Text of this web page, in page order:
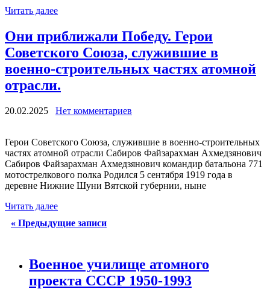
Читать далее
Они приближали Победу. Герои
Советского Союза, служившие в
военно-строительных частях атомной
отрасли.
20.02.2025 Нет комментариев
Герои Советского Союза, служившие в военно-строительных
частях атомной отрасли Сабиров Файзарахман Ахмедзянович
Сабиров Файзарахман Ахмедзянович командир батальона 771
мотострелкового полка Родился 5 сентября 1919 года в
деревне Нижние Шуни Вятской губернии, ныне
Читать далее
« Предыдущие записи
Военное училище атомного
проекта СССР 1950-1993